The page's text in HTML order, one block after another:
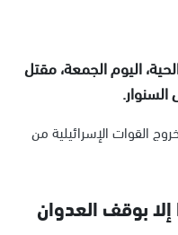
اليوم الجمعة، مقتل
القوات الإسرائيلية من
بوقف العدوان